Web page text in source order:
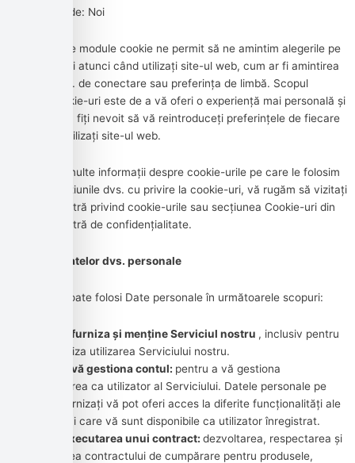
Administrat de: Noi
Scop: Aceste module cookie ne permit să ne amintim alegerile pe
care le faceți atunci când utilizați site-ul web, cum ar fi amintirea
detaliilor dvs. de conectare sau preferința de limbă. Scopul
acestor cookie-uri este de a vă oferi o experiență mai personală și
de a evita să fiți nevoit să vă reintroduceți preferințele de fiecare
dată când utilizați site-ul web.
Pentru mai multe informații despre cookie-urile pe care le folosim
și despre opțiunile dvs. cu privire la cookie-uri, vă rugăm să vizitați
Politica noastră privind cookie-urile sau secțiunea Cookie-uri din
Politica noastră de confidențialitate.
Utilizarea datelor dvs. personale
Compania poate folosi Date personale în următoarele scopuri:
Pentru a furniza și menține Serviciul nostru , inclusiv pentru
a monitoriza utilizarea Serviciului nostru.
Pentru a vă gestiona contul: pentru a vă gestiona
înregistrarea ca utilizator al Serviciului. Datele personale pe
care le furnizați vă pot oferi acces la diferite funcționalități ale
Serviciului care vă sunt disponibile ca utilizator înregistrat.
Pentru executarea unui contract: dezvoltarea, respectarea și
îndeplinirea contractului de cumpărare pentru produsele,